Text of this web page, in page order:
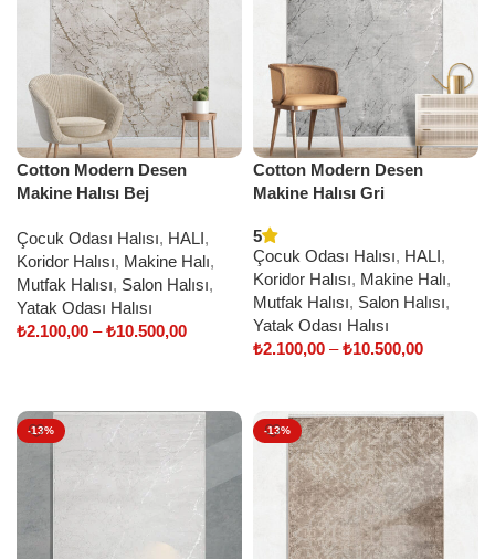
Cotton Modern Desen
Makine Halısı Bej
Çocuk Odası Halısı, HALI,
Koridor Halısı, Makine Halı,
Mutfak Halısı, Salon Halısı,
Yatak Odası Halısı
₺2.100,00 –₺10.500,00
Cotton Modern Desen
Makine Halısı Gri
5
Çocuk Odası Halısı, HALI,
Koridor Halısı, Makine Halı,
Mutfak Halısı, Salon Halısı,
Yatak Odası Halısı
₺2.100,00 –₺10.500,00
-13% -13%